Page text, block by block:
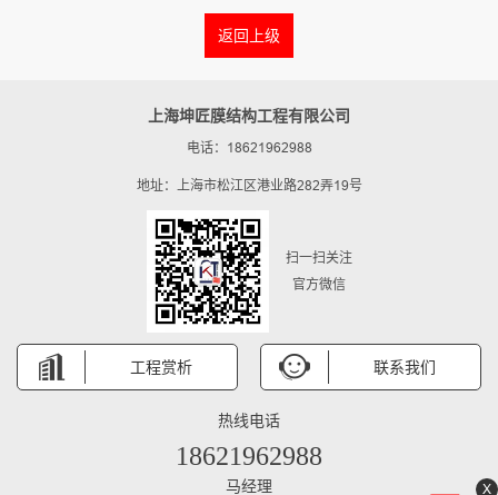
返回上级
上海坤匠膜结构工程有限公司
电话：18621962988
地址：上海市松江区港业路282弄19号
扫一扫关注
官方微信
工程赏析 联系我们
热线电话
18621962988
马经理 X